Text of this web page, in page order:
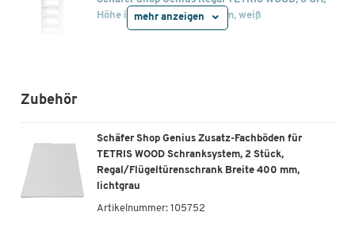
Höhe inkl. Gleiter, B 800 mm, weiß
Höhe inkl. Gleiter, B 1000 mm, lichtgrau
Artikelnummer: 104661
399,00 €
mehr anzeigen
Zubehör
Schäfer Shop Genius Zusatz-Fachböden für
TETRIS WOOD Schranksystem, 2 Stück,
Regal/Flügeltürenschrank Breite 400 mm,
lichtgrau
Artikelnummer: 105752